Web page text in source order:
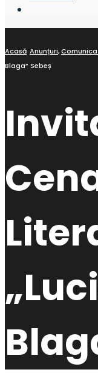
Search
Acasă Anunțuri,
Blaga” Sebeș